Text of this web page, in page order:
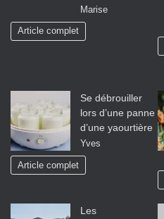
Marise
Article complet
Se débrouiller
lors d’une panne
d’une yaourtière
Yves
Article complet
Les